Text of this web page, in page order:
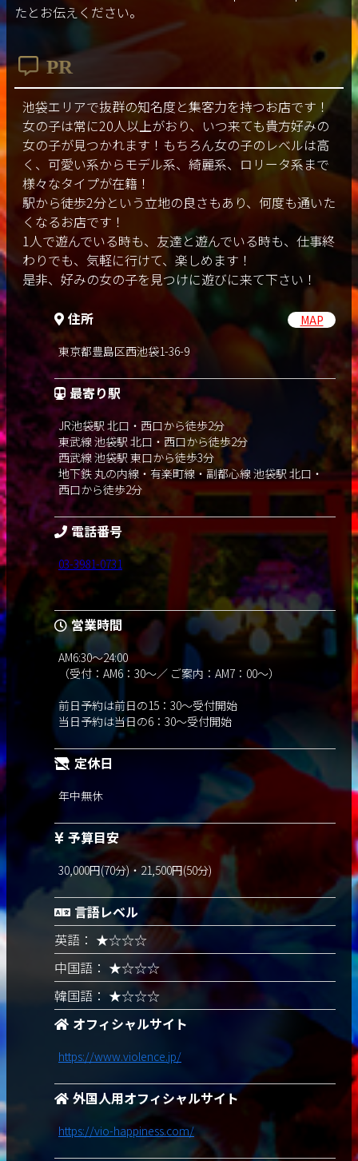
たとお伝えください。
PR
池袋エリアで抜群の知名度と集客力を持つお店です！
女の子は常に20人以上がおり、いつ来ても貴方好みの
女の子が見つかれます！もちろん女の子のレベルは高
く、可愛い系からモデル系、綺麗系、ロリータ系まで
様々なタイプが在籍！
駅から徒歩2分という立地の良さもあり、何度も通いた
くなるお店です！
1人で遊んでいる時も、友達と遊んでいる時も、仕事終
わりでも、気軽に行けて、楽しめます！
是非、好みの女の子を見つけに遊びに来て下さい！
住所
東京都豊島区西池袋1-36-9
MAP
最寄り駅
JR池袋駅 北口・西口から徒歩2分
東武線 池袋駅 北口・西口から徒歩2分
西武線 池袋駅 東口から徒歩3分
地下鉄 丸の内線・有楽町線・副都心線 池袋駅 北口・
西口から徒歩2分
電話番号
03-3981-0731
営業時間
AM6:30～24:00
（受付：AM6：30～／ ご案内：AM7：00～）
前日予約は前日の15：30～受付開始
当日予約は当日の6：30～受付開始
定休日
年中無休
予算目安
30,000円(70分)・21,500円(50分)
言語レベル
英語： ★☆☆☆
中国語： ★☆☆☆
韓国語： ★☆☆☆
オフィシャルサイト
https://www.violence.jp/
外国人用オフィシャルサイト
https://vio-happiness.com/